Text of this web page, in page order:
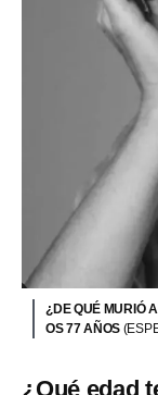
¿DE QUÉ MURIÓ
OS 77 AÑOS
¿Qué edad